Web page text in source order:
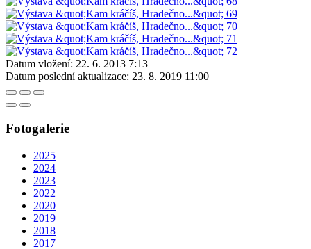
Datum vložení: 22. 6. 2013 7:13
Datum poslední aktualizace: 23. 8. 2019 11:00
Fotogalerie
2025
2024
2023
2022
2020
2019
2018
2017